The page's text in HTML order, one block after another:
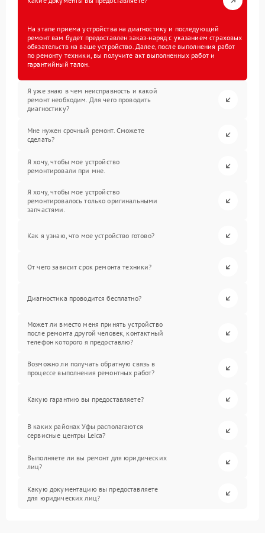
На этапе приема устройства на диагностику и последующий
ремонт вам будет предоставлен заказ-наряд с указанием страховых
обязательств на ваше устройство. Далее, после выполнения работ
по ремонту техники, вы получите акт выполненных работ и
гарантийный талон.
Я уже знаю в чем неисправность и какой
ремонт необходим. Для чего проводить
диагностику?
Мне нужен срочный ремонт. Сможете
сделать?
Я хочу, чтобы мое устройство
ремонтировали при мне.
Я хочу, чтобы мое устройство
ремонтировалось только оригинальными
запчастями.
Как я узнаю, что мое устройство готово?
От чего зависит срок ремонта техники?
Диагностика проводится бесплатно?
Может ли вместо меня принять устройство
после ремонта другой человек, контактный
телефон которого я предоставлю?
Возможно ли получать обратную связь в
процессе выполнения ремонтных работ?
Какую гарантию вы предоставляете?
В каких районах Уфы располагаются
сервисные центры Leica?
Выполняете ли вы ремонт для юридических
лиц?
Какую документацию вы предоставляете
для юридических лиц?